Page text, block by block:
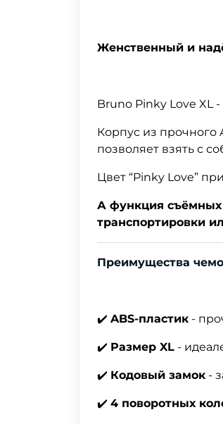
Женственный и
Bruno Pinky Love XL
Корпус из прочного
позволяет взять с
Цвет “Pinky Love”
А функция съёмных
транспортировки
Преимущества
✔️ ABS-пластик -
✔️ Размер XL -
✔️ Кодовый замок -
✔️ 4 поворотных